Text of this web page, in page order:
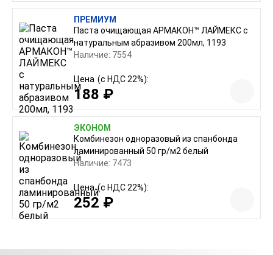
ПРЕМИУМ
Паста очищающая АРМАКОН™ ЛАЙМЕКС с
натуральным абразивом 200мл, 1193
Наличие: 7554
Цена (с НДС 22%):
188 ₽
ЭКОНОМ
Комбинезон одноразовый из спанбонда
ламинированный 50 гр/м2 белый
Наличие: 7473
Цена (с НДС 22%):
252 ₽